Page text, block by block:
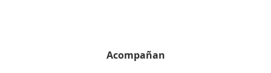
Acompañan